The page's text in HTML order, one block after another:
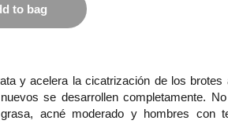
to bag
y acelera la cicatrización de los
se desarrollen completamente.
acné moderado y hombres con